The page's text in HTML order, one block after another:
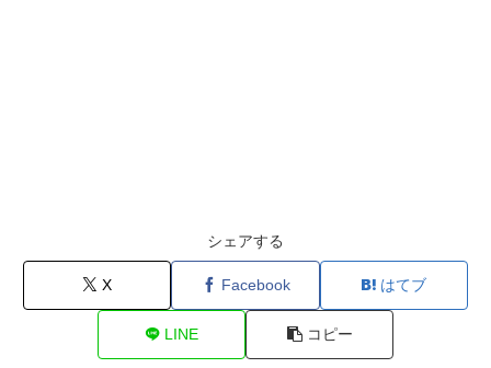
シェアする
X Facebook はてブ
LINE コピー